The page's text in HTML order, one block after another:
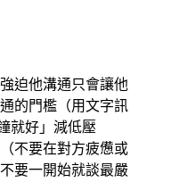
迫他溝通只會讓他
的門檻（用文字訊
就好」減低壓
不要在對方疲憊或
要一開始就談最嚴